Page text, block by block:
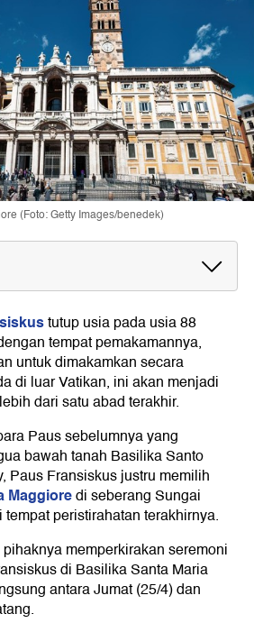
(Foto: Getty Images/benedek)
Maria Maggiore
tutup usia pada usia 88
tempat pemakamannya,
untuk dimakamkan secara
di luar Vatikan, ini akan menjadi
dari satu abad terakhir.
Paus sebelumnya yang
bawah tanah Basilika Santo
Paus Fransiskus justru memilih
Maggioredi seberang Sungai
peristirahatan terakhirnya.
memperkirakan seremoni
di Basilika Santa Maria
antara Jumat (25/4) dan